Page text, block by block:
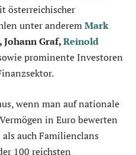
österreichischer
unter anderemMark
, Johann Graf,Reinold
prominente Investoren
wenn man auf nationale
in Euro bewerten
auch Familienclans
100 reichsten